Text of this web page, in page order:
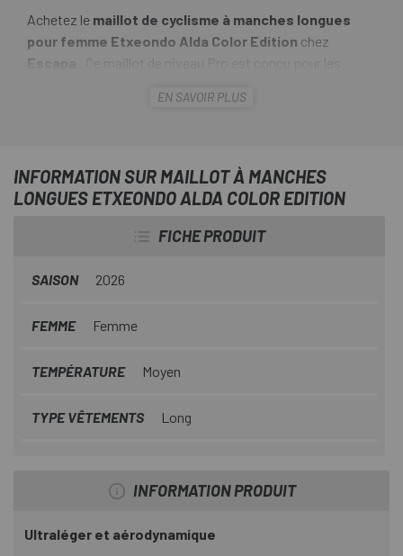
Achetez le maillot de cyclisme à manches longues
pour femme Etxeondo Alda Color Edition chez
Escapa
. Ce maillot de niveau Pro est conçu pour les
optimale dans des conditions difficiles sans sacrifier le
technique et esthétique irréprochable.
EN SAVOIR PLUS
INFORMATION SUR MAILLOT À MANCHES
LONGUES ETXEONDO ALDA COLOR EDITION
FICHE PRODUIT
SAISON 2026
FEMME Femme
TEMPÉRATURE Moyen
TYPE VÊTEMENTS Long
INFORMATION PRODUIT
Ultraléger et aérodynamique